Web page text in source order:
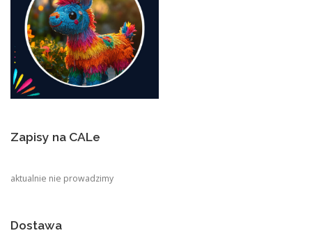
Zapisy na CALe
aktualnie nie prowadzimy
Dostawa